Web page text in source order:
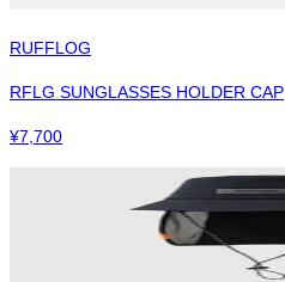
RUFFLOG
RFLG SUNGLASSES HOLDER CAP
¥7,700